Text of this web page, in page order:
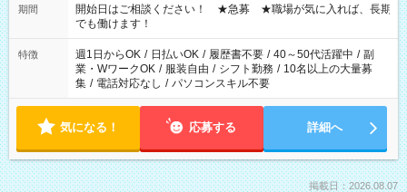
せん ※法令に基づき、週20時間以上勤務は社会保険への加入対
象となります ※労働者派遣法（日雇い派遣の原則禁止）によ
り、短時間・短期間の就業はご案内が難しい場合があります
期間
開始日はご相談ください！ ★急募 ★職場が気に入れば、長期
でも働けます！
特徴 週1日からOK / 日払いOK / 履歴書不要 / 40～50代活躍中 / 副
業・WワークOK / 服装自由 / シフト勤務 / 10名以上の大量募
集 / 電話対応なし / パソコンスキル不要
気になる！ 応募する 詳細へ
掲載日：2026.08.07